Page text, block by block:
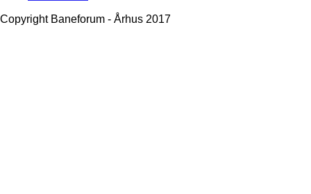
Copyright Baneforum - Århus 2017